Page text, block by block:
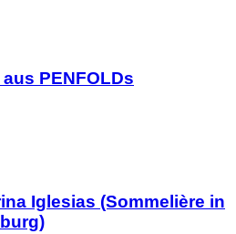
PENFOLDs
Iglesias (Sommelière in